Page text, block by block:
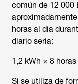
común de 12 000
horas al día
diario sería:
1,2 kWh × 8
Si se utiliza de